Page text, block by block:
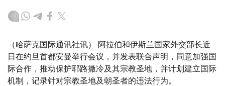
（哈萨克国际通讯社讯） 阿拉伯和伊斯兰国家外交部长近
日在约旦首都安曼举行会议，并发表联合声明，同意加强国
际合作，推动保护耶路撒冷及其宗教圣地，并计划建立国际
机制，记录针对宗教圣地及朝圣者的违法行为。